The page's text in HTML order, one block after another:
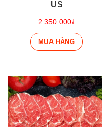
US
2.350.000₫
MUA HÀNG